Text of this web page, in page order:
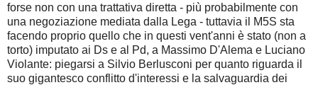
forse non con una trattativa diretta - più probabilmente con
una negoziazione mediata dalla Lega - tuttavia il M5S sta
facendo proprio quello che in questi vent'anni è stato (non a
torto) imputato ai Ds e al Pd, a Massimo D'Alema e Luciano
Violante: piegarsi a Silvio Berlusconi per quanto riguarda il
suo gigantesco conflitto d'interessi e la salvaguardia dei